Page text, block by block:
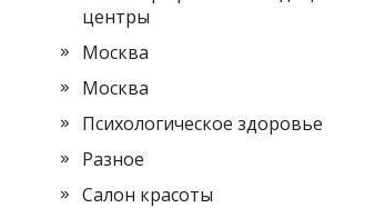
центры
Москва
Москва
Психологическое здоровье
Разное
Салон красоты